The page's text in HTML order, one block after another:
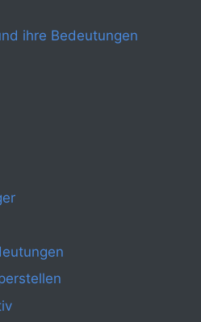
ihre Bedeutungen